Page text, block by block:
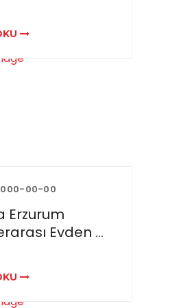
00-00
Erzurum
Evden ...